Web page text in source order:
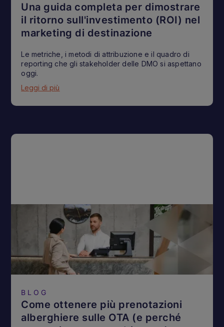
Una guida completa per dimostrare
il ritorno sull'investimento (ROI) nel
marketing di destinazione
Le metriche, i metodi di attribuzione e il quadro di
reporting che gli stakeholder delle DMO si aspettano
oggi.
Leggi di più
BLOG
Come ottenere più prenotazioni
alberghiere sulle OTA (e perché